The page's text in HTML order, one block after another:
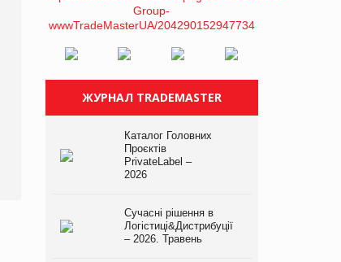
ЖУРНАЛ TRADEMASTER
Каталог Головних
Проєктів
PrivateLabel –
2026
Сучасні рішення в
Логістиці&Дистрибуції
– 2026. Травень